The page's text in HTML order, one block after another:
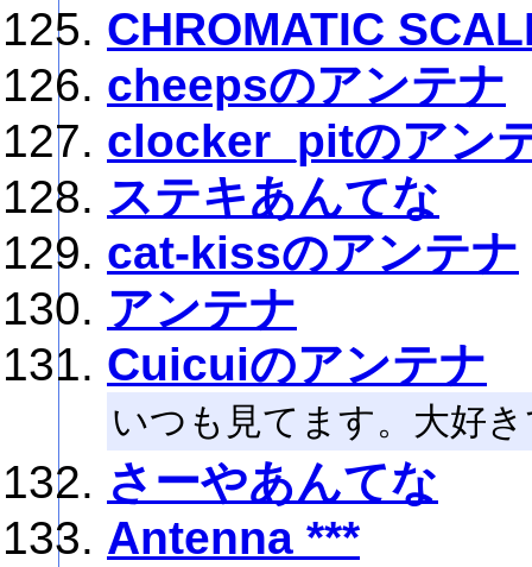
CHROMATIC
cheepsのアンテナ
clocker_pitのアン
ステキあんてな
cat-kissのアンテナ
アンテナ
Cuicuiのアンテナ
いつも見てます。大好
さーやあんてな
Antenna ***